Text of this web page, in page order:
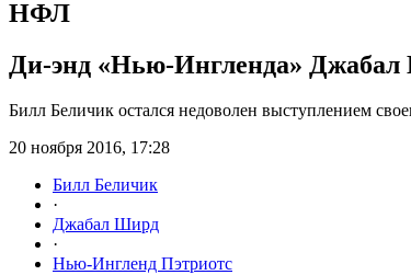
НФЛ
Ди-энд «Нью-Ингленда»
Билл Беличик остался недоволен выступлением
20 ноября 2016, 17:28
Билл Беличик
·
Джабал Ширд
·
Нью-Ингленд Пэтриотс